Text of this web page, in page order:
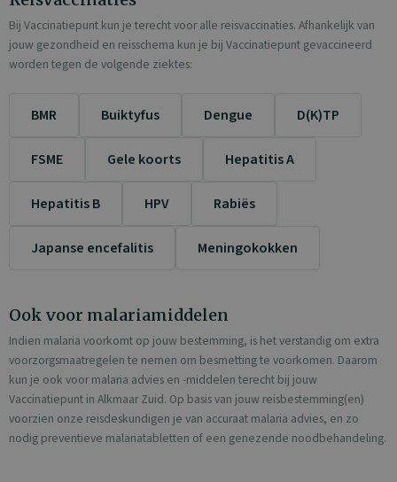
Bij Vaccinatiepunt kun je terecht voor alle reisvaccinaties. Afhankelijk van
jouw gezondheid en reisschema kun je bij Vaccinatiepunt gevaccineerd
worden tegen de volgende ziektes:
BMR Buiktyfus Dengue D(K)TP
FSME Gele koorts Hepatitis A
Hepatitis B HPV Rabiës
Japanse encefalitis Meningokokken
Ook voor malariamiddelen
Indien malaria voorkomt op jouw bestemming, is het verstandig om extra
voorzorgsmaatregelen te nemen om besmetting te voorkomen. Daarom
kun je ook voor malaria advies en -middelen terecht bij jouw
Vaccinatiepunt in Alkmaar Zuid. Op basis van jouw reisbestemming(en)
voorzien onze reisdeskundigen je van accuraat malaria advies, en zo
nodig preventieve malariatabletten of een genezende noodbehandeling.